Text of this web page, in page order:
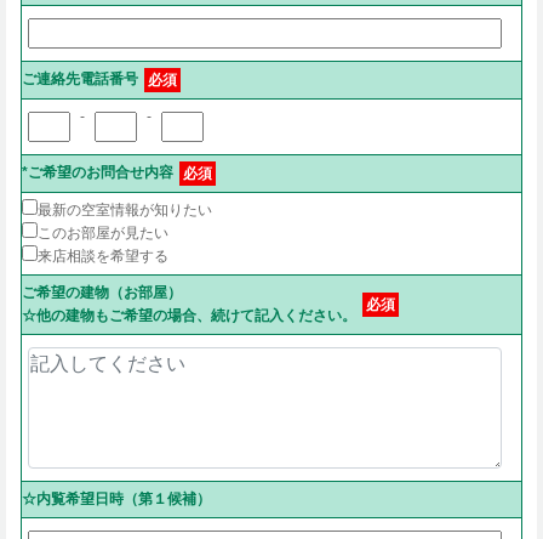
ご連絡先電話番号 必須
- -
*ご希望のお問合せ内容 必須
最新の空室情報が知りたい
このお部屋が見たい
来店相談を希望する
ご希望の建物（お部屋）
☆他の建物もご希望の場合、続けて記入ください。
必須
☆内覧希望日時（第１候補）